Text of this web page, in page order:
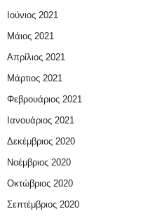
Ιούνιος 2021
Μάιος 2021
Απρίλιος 2021
Μάρτιος 2021
Φεβρουάριος 2021
Ιανουάριος 2021
Δεκέμβριος 2020
Νοέμβριος 2020
Οκτώβριος 2020
Σεπτέμβριος 2020